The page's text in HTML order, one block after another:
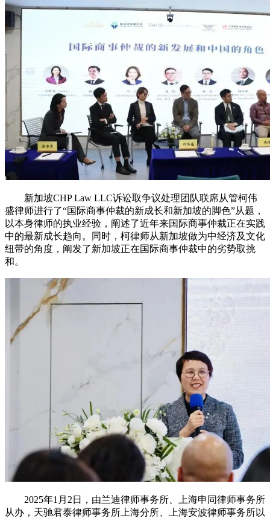
新加坡CHP Law LLC诉讼取争议处理团队联席从管柯伟
盛律师进行了“国际商事仲裁的新成长和新加坡的脚色”从题，
以本身律师的执业经验，阐述了近年来国际商事仲裁正在实践
中的最新成长趋向。同时，柯律师从新加坡做为中经济及文化
纽带的角度，阐发了新加坡正在国际商事仲裁中的劣势取挑
和。
2025年1月2日，由兰迪律师事务所、上海申同律师事务所
从办，天驰君泰律师事务所上海分所、上海安波律师事务所以